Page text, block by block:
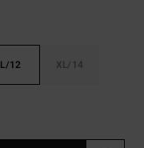
L/12 XL/14